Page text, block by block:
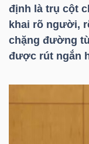
định là trụ cột
khai rõ người,
chặng đường
được rút ngắn
BẤT
ĐỘNG